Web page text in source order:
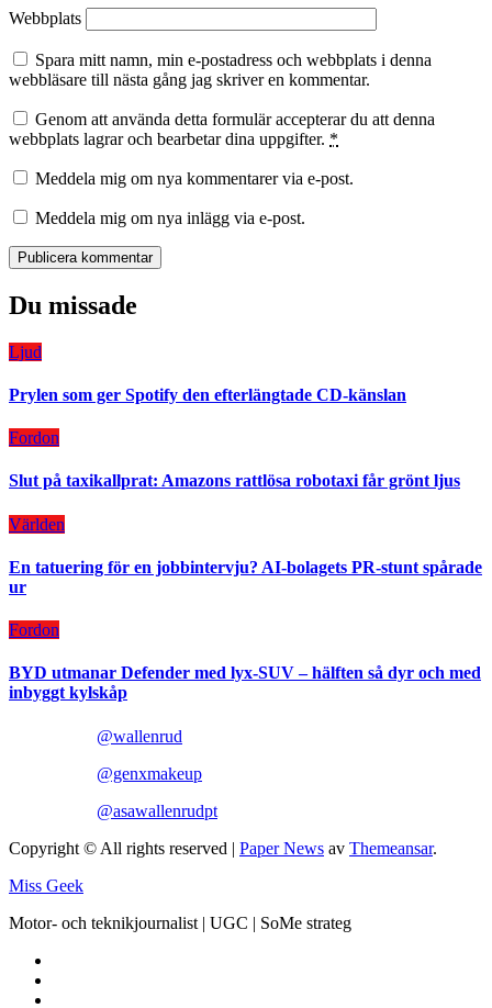
Webbplats
Spara mitt namn, min e-postadress och webbplats i denna
webbläsare till nästa gång jag skriver en kommentar.
Genom att använda detta formulär accepterar du att denna
webbplats lagrar och bearbetar dina uppgifter. *
Meddela mig om nya kommentarer via e-post.
Meddela mig om nya inlägg via e-post.
Du missade
Ljud
Prylen som ger Spotify den efterlängtade CD-känslan
Fordon
Slut på taxikallprat: Amazons rattlösa robotaxi får grönt ljus
Världen
En tatuering för en jobbintervju? AI-bolagets PR-stunt spårade
ur
Fordon
BYD utmanar Defender med lyx-SUV – hälften så dyr och med
inbyggt kylskåp
@wallenrud
@genxmakeup
@asawallenrudpt
Copyright © All rights reserved | Paper News av Themeansar.
Miss Geek
Motor- och teknikjournalist | UGC | SoMe strateg